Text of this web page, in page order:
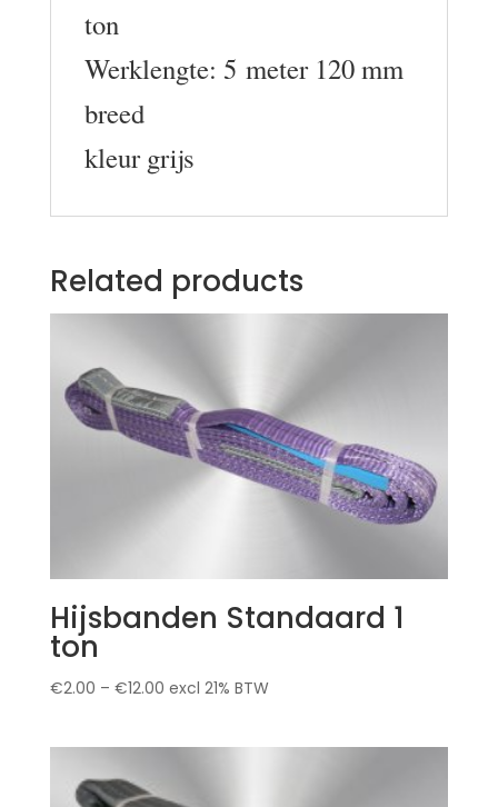
ton
Werklengte: 5 meter 120 mm
breed
kleur grijs
Related products
Hijsbanden Standaard 1
ton
€2.00 – €12.00 excl 21% BTW